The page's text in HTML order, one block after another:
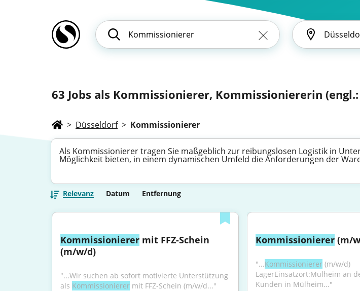
63 Jobs als Kommissionierer, Kommissioniererin
> Düsseldorf > Kommissionierer
Als Kommissionierer tragen Sie maßgeblich zur reibungslosen Logistik in
Möglichkeit bieten, in einem dynamischen Umfeld die Anforderungen der
Relevanz Datum Entfernung
Kommissionierer mit FFZ-Schein
(m/w/d)
"...Wir suchen ab sofort motivierte Unterstützung
als Kommissionierer mit FFZ-Schein (m/w/d..."
Kommissionierer (m/
"...Kommissionierer (m/w/d)
LagerEinsatzort:Mülheim an
Kunden in Mülheim..."